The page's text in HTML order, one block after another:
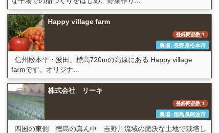
Happy village farm
登録商品数:1
農場: 長野県松本市
信州松本平・波田、標高720mの高原にある Happy village
farmです。オリジナ...
株式会社 リーキ
登録商品数:1
農場: 徳島県阿波市
四国の東側 徳島の真ん中 吉野川流域の肥沃な土地で栽培し